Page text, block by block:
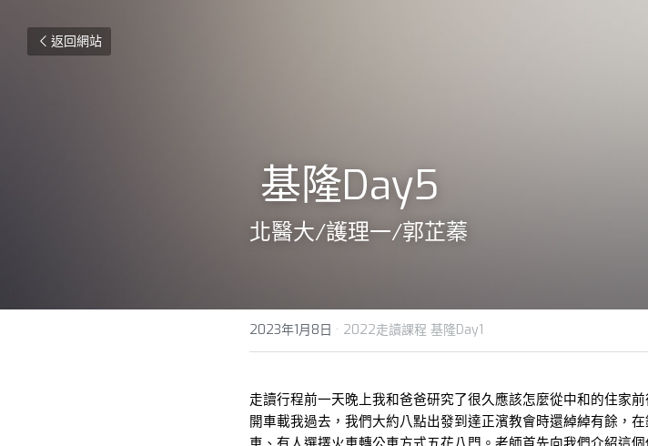
返回網站
基隆Day5
北醫大/護理一/郭芷蓁
2023年1月8日 · 2022走讀課程 基隆Day1
走讀行程前一天晚上我和爸爸研究了很久應該怎麼從中和的住家
開車載我過去，我們大約八點出發到達正濱教會時還綽綽有餘，